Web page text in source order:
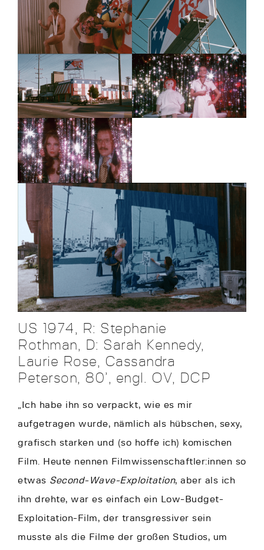
US 1974, R: Stephanie
Rothman, D: Sarah Kennedy,
Laurie Rose, Cassandra
Peterson, 80’, engl. OV, DCP
„Ich habe ihn so verpackt, wie es mir
aufgetragen wurde, nämlich als hübschen, sexy,
grafisch starken und (so hoffe ich) komischen
Film. Heute nennen Filmwissenschaftler:innen so
etwas Second-Wave-Exploitation, aber als ich
ihn drehte, war es einfach ein Low-Budget-
Exploitation-Film, der transgressiver sein
musste als die Filme der großen Studios, um